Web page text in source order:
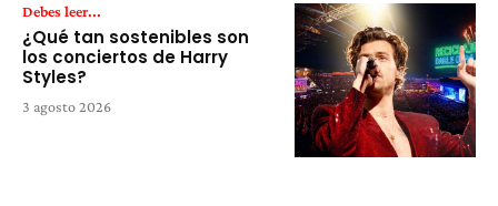
Debes leer...
¿Qué tan sostenibles son
los conciertos de Harry
Styles?
3 agosto 2026